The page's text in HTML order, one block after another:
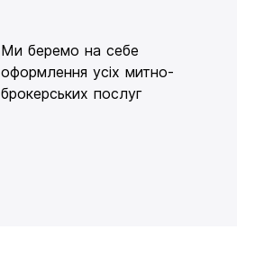
Ми беремо на себе
оформлення усіх митно-
брокерських послуг